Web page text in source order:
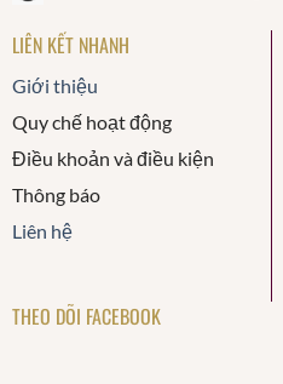
LIÊN KẾT NHANH
Giới thiệu
Quy chế hoạt động
Điều khoản và điều kiện
Thông báo
Liên hệ
THEO DÕI FACEBOOK